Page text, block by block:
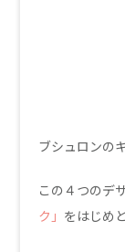
ブシュロンの
この４つのデ
ク」 をはじめ